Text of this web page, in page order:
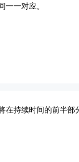
一一对应。
在持续时间的前半